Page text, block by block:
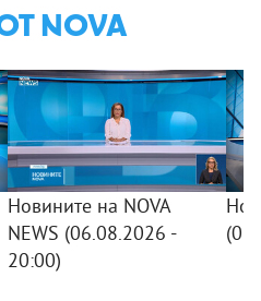
NOVA
Новините на NOVA
NEWS (06.08.2026 -
20:00)